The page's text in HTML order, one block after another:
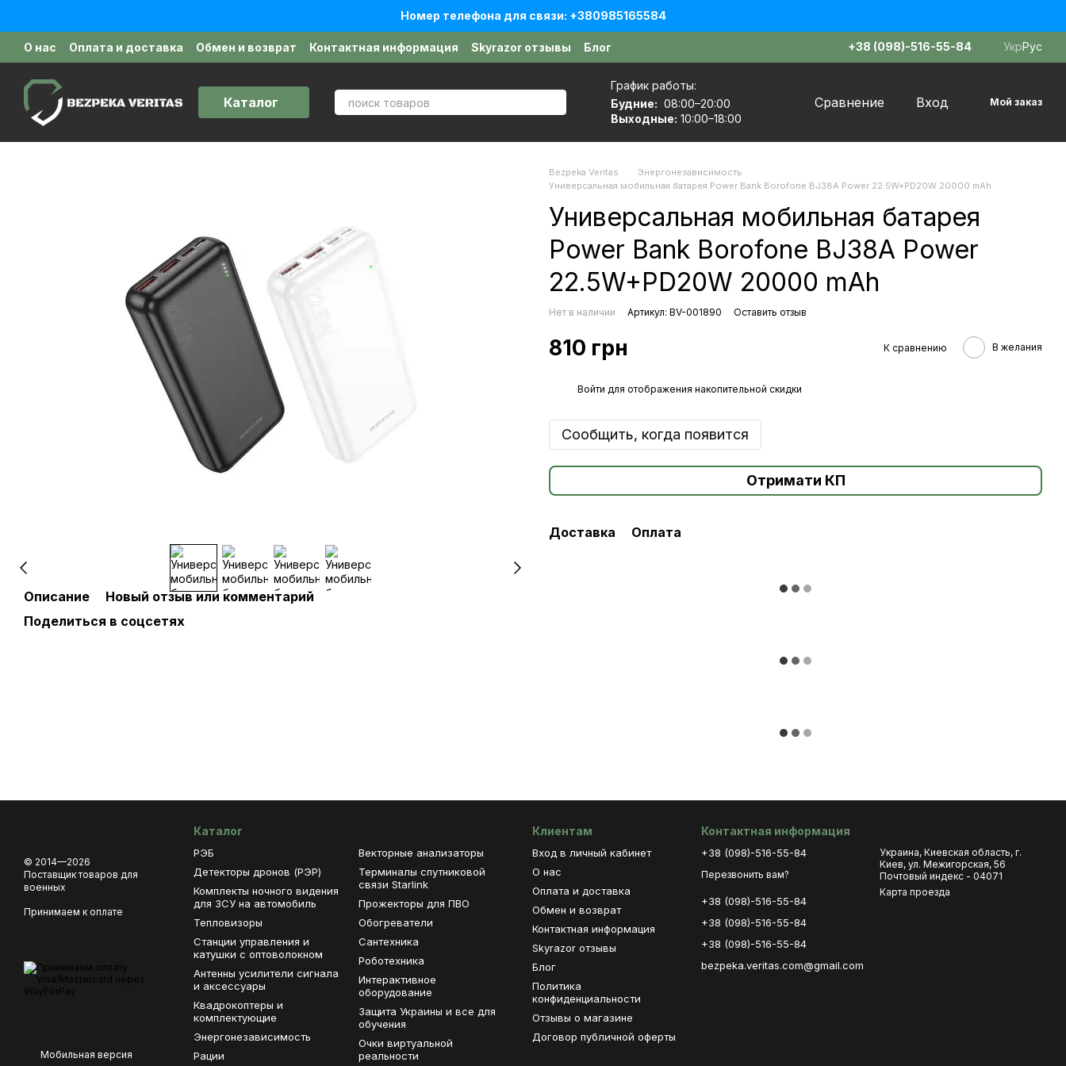
Номер телефона для связи: +380985165584
О нас Оплата и доставка Обмен и возврат Контактная информация Skyrazor отзывы
Блог
Политика конфиденциальности
Отзывы о магазине Договор публичной оферты
+38 (098)-516-55-84 УкрРус
Каталог
График работы:
Будние: 08:00–20:00
Выходные: 10:00–18:00
Сравнение Вход Мой заказ
Описание
Новый отзыв или комментарий
Поделиться в соцсетях
Bezpeka Veritas
Энергонезависимость
Универсальная мобильная батарея Power Bank Borofone BJ38A Power 22.5W+PD20W 20000 mAh
Универсальная мобильная батарея
Power Bank Borofone BJ38A Power
22.5W+PD20W 20000 mAh
Нет в наличии Артикул: BV-001890 Оставить отзыв
810 грн К сравнению В желания
Войти для отображения накопительной скидки
Сообщить, когда появится
Отримати КП
Доставка Оплата
© 2014—2026
Поставщик товаров для
военных
Принимаем к оплате
Мобильная версия
Каталог
РЭБ
Детекторы дронов (РЭР)
Комплекты ночного видения
для ЗСУ на автомобиль
Тепловизоры
Станции управления и
катушки с оптоволокном
Антенны усилители сигнала
и аксессуары
Квадрокоптеры и
комплектующие
Энергонезависимость
Рации
Векторные анализаторы
Терминалы спутниковой
связи Starlink
Прожекторы для ПВО
Обогреватели
Сантехника
Роботехника
Интерактивное
оборудование
Защита Украины и все для
обучения
Очки виртуальной
реальности
Клиентам
Вход в личный кабинет
О нас
Оплата и доставка
Обмен и возврат
Контактная информация
Skyrazor отзывы
Блог
Политика
конфиденциальности
Отзывы о магазине
Договор публичной оферты
Контактная информация
+38 (098)-516-55-84
Перезвонить вам?
+38 (098)-516-55-84
+38 (098)-516-55-84
+38 (098)-516-55-84
bezpeka.veritas.com@gmail.com
Украина, Киевская область, г.
Киев, ул. Межигорская, 56
Почтовый индекс - 04071
Карта проезда